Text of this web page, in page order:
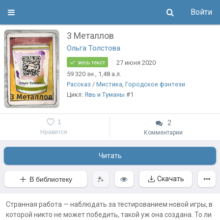
Войти
3 Металлов
Ольга Толстова
весь текст
27 июня 2020
59 320 зн., 1,48 а.л.
Рассказ /Мистика,Городское фэнтези
Цикл:Явь и Туманы #1
Нравится
1 2
Комментарии
Читать
В библиотеку Скачать
Странная работа — наблюдать за тестированием новой игры, в
которой никто не может победить, такой уж она создана. То ли